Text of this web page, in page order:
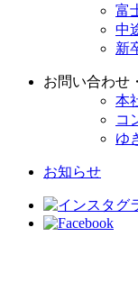
富
中
新
お問い合わせ
本
コ
ゆ
お知らせ